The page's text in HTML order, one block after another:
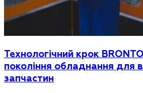
Технологічний крок
покоління обладнання для
запчастин